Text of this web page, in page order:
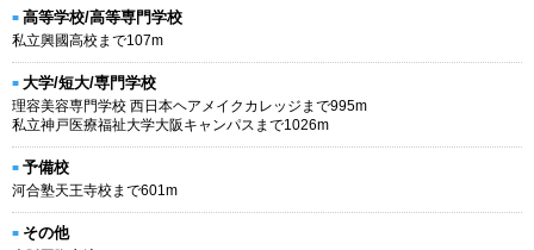
高等学校/高等専門学校
私立興國高校まで107m
大学/短大/専門学校
理容美容専門学校 西日本ヘアメイクカレッジまで995m
私立神戸医療福祉大学大阪キャンパスまで1026m
予備校
河合塾天王寺校まで601m
その他